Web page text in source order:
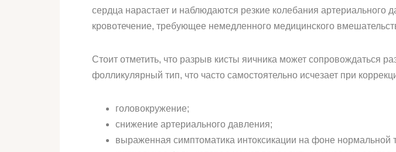
сердца нарастает и наблюдаются резкие колебания артериального
кровотечение, требующее немедленного медицинского
Стоит отметить, что разрыв кисты яичника может сопровождаться
фолликулярный тип, что часто самостоятельно исчезает при
головокружение;
снижение артериального давления;
выраженная симптоматика интоксикации на фоне нормальной